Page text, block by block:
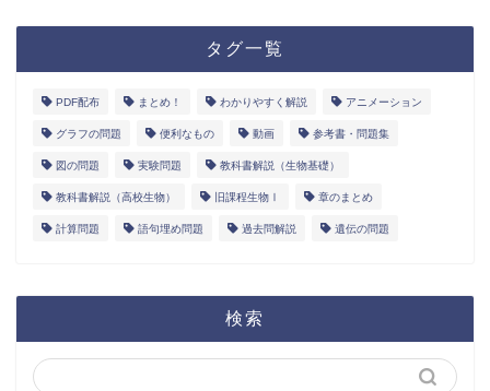
タグ一覧
PDF配布 まとめ！ わかりやすく解説 アニメーション
グラフの問題 便利なもの 動画 参考書・問題集
図の問題 実験問題 教科書解説（生物基礎）
教科書解説（高校生物） 旧課程生物Ⅰ 章のまとめ
計算問題 語句埋め問題 過去問解説 遺伝の問題
検索